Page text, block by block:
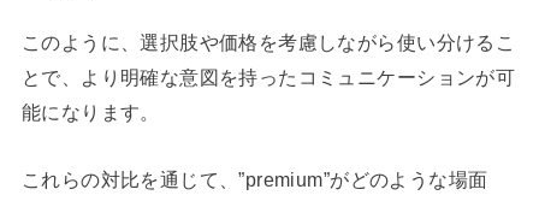
このように、選択肢や価格を考慮しながら使い分けるこ
とで、より明確な意図を持ったコミュニケーションが可
能になります。
これらの対比を通じて、”premium”がどのような場面